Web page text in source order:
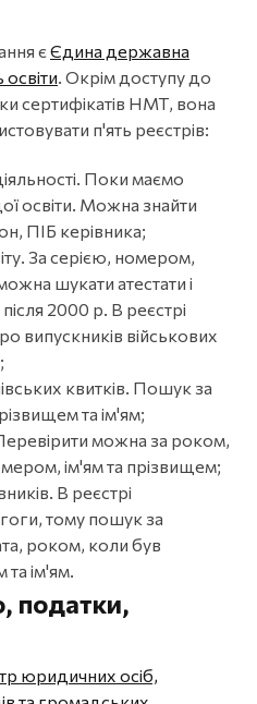
єЄдина державна
. Окрім доступу до
сертифікатів НМТ, вона
п'ять реєстрів:
Поки маємо
освіти. Можна знайти
ПІБ керівника;
За серією, номером,
шукати атестати і
2000 р. В реєстрі
випускників військових
квитків. Пошук за
та ім'ям;
можна за роком,
ім'ям та прізвищем;
В реєстрі
тому пошук за
роком, коли був
ім'ям.
податки,
юридичних осіб,